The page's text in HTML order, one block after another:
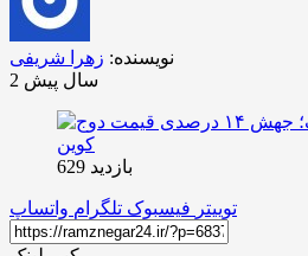
نویسنده: زهرا شریفی
2 سال پیش
بازدید 629
توییتر فیسبوک تلگرام واتساپ